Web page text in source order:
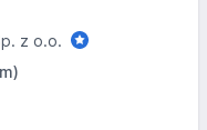
z o.o.